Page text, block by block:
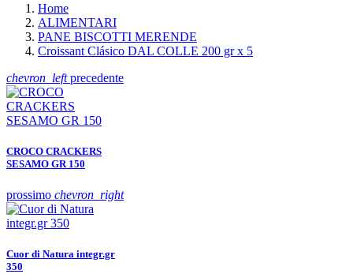
Home
ALIMENTARI
PANE BISCOTTI MERENDE
Croissant Clásico DAL COLLE 200 gr x 5
chevron_leftprecedente
CROCO CRACKERS
SESAMO GR 150
prossimo chevron_right
Cuor di Natura integr.gr
350